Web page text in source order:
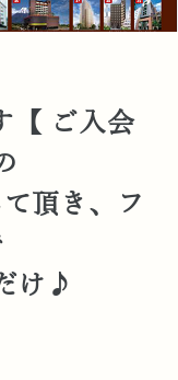
【 ご入会
頂き、フ
け♪